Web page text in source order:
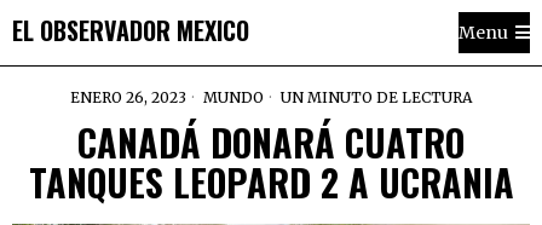
EL OBSERVADOR MEXICO Menu
ENERO 26, 2023 MUNDO UN MINUTO DE LECTURA
CANADÁ DONARÁ CUATRO
TANQUES LEOPARD 2 A UCRANIA